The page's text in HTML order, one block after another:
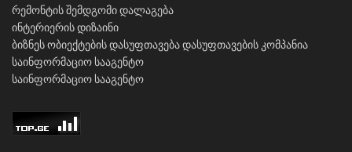
რემონტის შემდგომი დალაგება
ინტერიერის დიზაინი
ბიზნეს ობიექტების დასუფთავებადასუფთავების კომპანია
საინფორმაციო სააგენტო
საინფორმაციო სააგენტო